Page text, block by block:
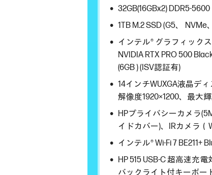
32GB(16GBx2) DDR5-5600
1TB M.2 SSD (G5、 NVMe
インテル® グラフィック
NVIDIA RTX PRO 500
(6GB ) (ISV認証有)
14インチWUXGA液晶デ
解像度1920×1200、最大
HPプライバシーカメラ
イドカバー)、IRカメラ（
インテル® Wi-Fi 7 BE211+
HP 515 USB-C 超高速充
バックライト付キーボー